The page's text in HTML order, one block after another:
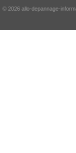
© 2026 allo-depannage-